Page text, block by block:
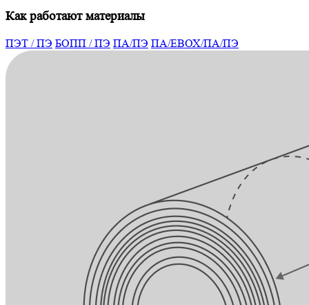
Как работают материалы
ПЭТ / ПЭ БОПП / ПЭ ПA/ПЭ ПА/ЕВОХ/ПА/ПЭ